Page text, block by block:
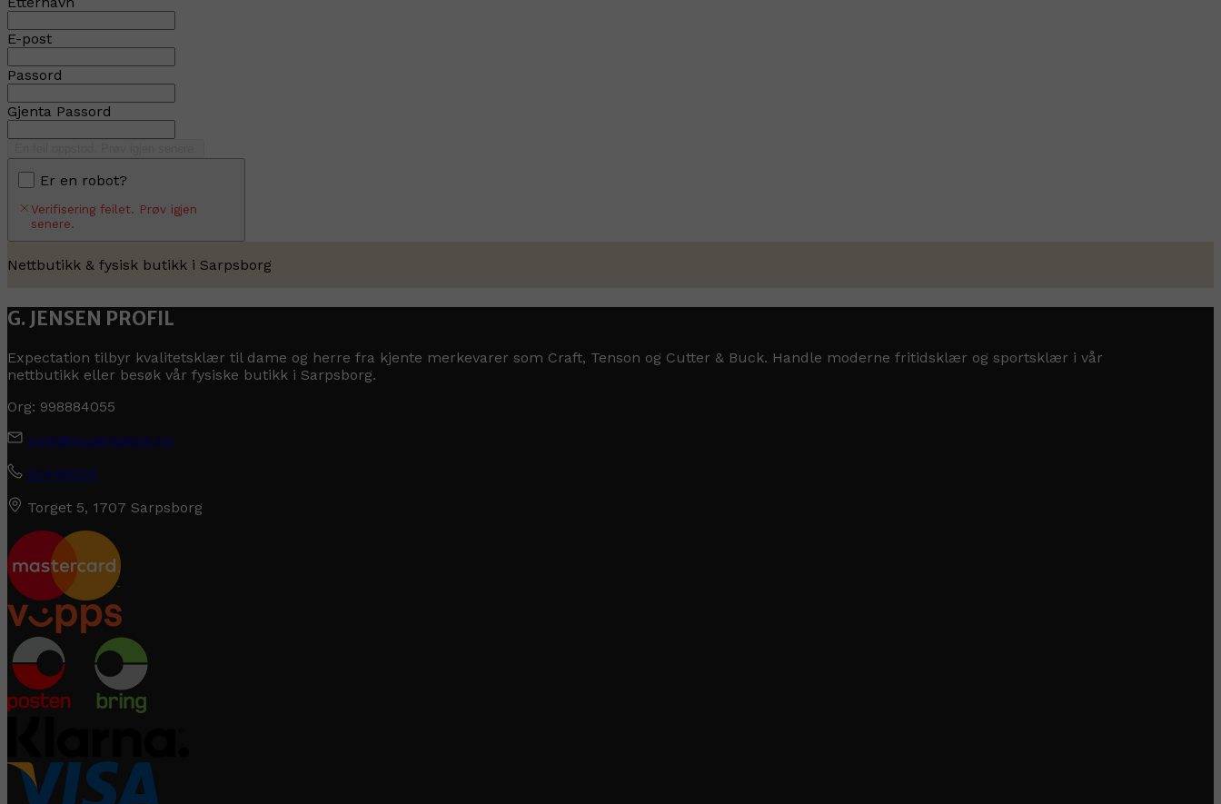
E-post
Passord
Gjenta Passord
Er en robot?
Verifisering feilet. Prøv igjen
senere.
Nettbutikk & fysisk butikk i Sarpsborg
G. JENSEN PROFIL
Expectation tilbyr kvalitetsklær til dame og herre fra kjente merkevarer som Craft, Tenson og Cutter & Buck. Handle moderne fritidsklær og sportsklær i vår
nettbutikk eller besøk vår fysiske butikk i Sarpsborg.
Org: 998884055
post@expectation.no
92448009
Torget 5, 1707 Sarpsborg